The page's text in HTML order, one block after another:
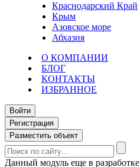
Краснодарский Край
Крым
Азовское море
Абхазия
О КОМПАНИИ
БЛОГ
КОНТАКТЫ
ИЗБРАННОЕ
Войти
Регистрация
Разместить объект
Данный модуль еще в разработке